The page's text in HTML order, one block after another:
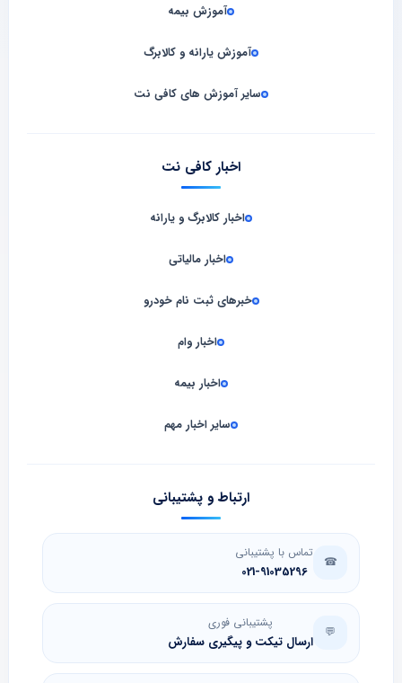
آموزش بیمه
آموزش یارانه و کالابرگ
سایر آموزش های کافی نت
اخبار کافی نت
اخبار کالابرگ و یارانه
اخبار مالیاتی
خبرهای ثبت نام خودرو
اخبار وام
اخبار بیمه
سایر اخبار مهم
ارتباط و پشتیبانی
☎
تماس با پشتیبانی
021-91035296
💬
پشتیبانی فوری
ارسال تیکت و پیگیری سفارش